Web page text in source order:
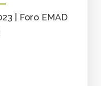
| Foro EMAD